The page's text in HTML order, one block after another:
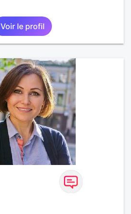
Voir le profil